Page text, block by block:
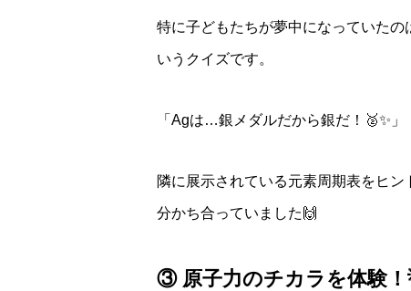
特に子どもたちが夢中になっていたの
いうクイズです。
「Agは…銀メダルだから銀だ！🥈✨」
隣に展示されている元素周期表をヒ
分かち合っていました🙌
③ 原子力のチカラを体験！